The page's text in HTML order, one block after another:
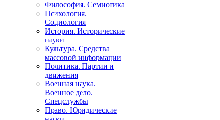
Философия. Семиотика
Психология.
Социология
История. Исторические
науки
Культура. Средства
массовой информации
Политика. Партии и
движения
Военная наука.
Военное дело.
Спецслужбы
Право. Юридические